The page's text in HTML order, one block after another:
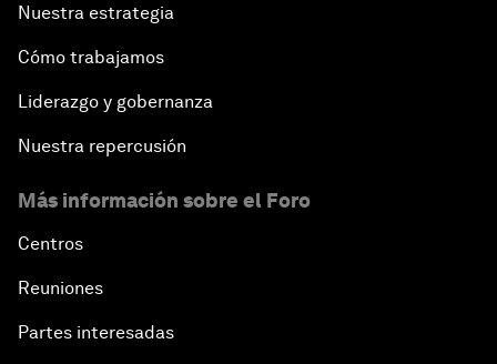
Nuestra estrategia
Cómo trabajamos
Liderazgo y gobernanza
Nuestra repercusión
Más información sobre el Foro
Centros
Reuniones
Partes interesadas